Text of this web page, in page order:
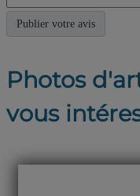
Photos
vous